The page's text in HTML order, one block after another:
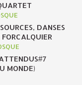
DANSES
MONDE)